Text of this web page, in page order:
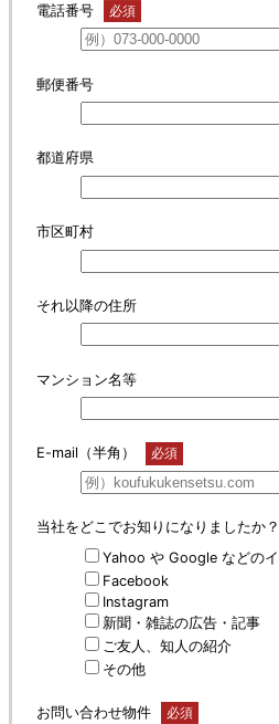
電話番号 必須
郵便番号
都道府県
市区町村
それ以降の住所
マンション名等
E-mail（半角） 必須
当社をどこでお知りになりましたか？
Yahoo や Google などの
Facebook
Instagram
新聞・雑誌の広告・記事
ご友人、知人の紹介
その他
お問い合わせ物件 必須